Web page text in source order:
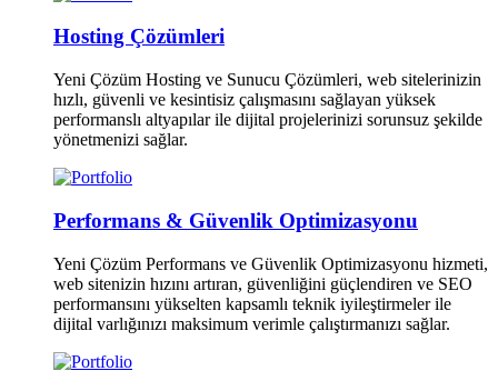
Hosting Çözümleri
Yeni Çözüm Hosting ve Sunucu Çözümleri, web sitelerinizin
hızlı, güvenli ve kesintisiz çalışmasını sağlayan yüksek
performanslı altyapılar ile dijital projelerinizi sorunsuz şekilde
yönetmenizi sağlar.
Performans & Güvenlik Optimizasyonu
Yeni Çözüm Performans ve Güvenlik Optimizasyonu hizmeti,
web sitenizin hızını artıran, güvenliğini güçlendiren ve SEO
performansını yükselten kapsamlı teknik iyileştirmeler ile
dijital varlığınızı maksimum verimle çalıştırmanızı sağlar.